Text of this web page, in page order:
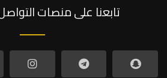
تابعنا على منصات